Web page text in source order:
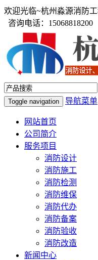
欢迎光临~杭州淼源消防
咨询电话：15068818200
Toggle navigation 导航菜单
网站首页
公司简介
服务项目
消防设计
消防施工
消防检测
消防维保
消防代办
消防备案
消防验收
消防改造
新闻中心